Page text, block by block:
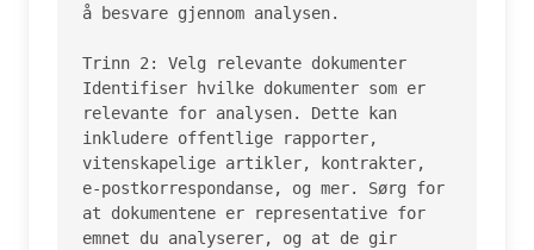
å besvare gjennom analysen.
Trinn 2: Velg relevante dokumenter
Identifiser hvilke dokumenter som er
relevante for analysen. Dette kan
inkludere offentlige rapporter,
vitenskapelige artikler, kontrakter,
e-postkorrespondanse, og mer. Sørg for
at dokumentene er representative for
emnet du analyserer, og at de gir